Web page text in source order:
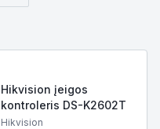
Hikvision įeigos
kontroleris DS-K2602T
Hikvision